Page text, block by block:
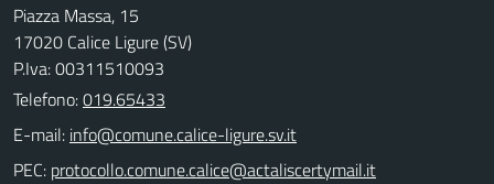
Piazza Massa, 15
17020 Calice Ligure (SV)
P.Iva: 00311510093
Telefono:019.65433
E-mail:
PEC: